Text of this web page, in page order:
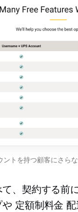
ントを持つ顧客にさら
、契約する前
や 定額制料金